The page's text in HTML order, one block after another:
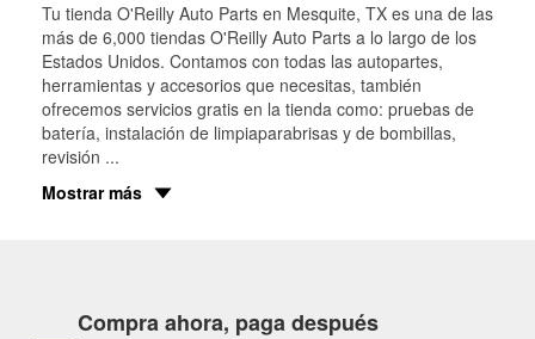
Tu tienda O'Reilly Auto Parts en Mesquite, TX es una de las
más de 6,000 tiendas O'Reilly Auto Parts a lo largo de los
Estados Unidos. Contamos con todas las autopartes,
herramientas y accesorios que necesitas, también
ofrecemos servicios gratis en la tienda como: pruebas de
batería, instalación de limpiaparabrisas y de bombillas,
revisión ...
Mostrar más
Compra ahora, paga después